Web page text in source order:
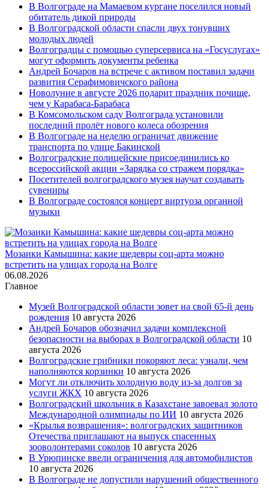
В Волгограде на Мамаевом кургане поселился новый
обитатель дикой природы
В Волгоградской области спасли двух тонувших
молодых людей
Волгоградцы с помощью суперсервиса на «Госуслугах»
могут оформить документы ребенка
Андрей Бочаров на встрече с активом поставил задачи
развития Серафимовичского района
Новолуние в августе 2026 подарит праздник почище,
чем у Карабаса-Барабаса
В Комсомольском саду Волгограда установили
последний пролёт нового колеса обозрения
В Волгограде на неделю ограничат движение
транспорта по улице Бакинской
Волгоградские полицейские присоединились ко
всероссийской акции «Зарядка со стражем порядка»
Посетителей волгоградского музея научат создавать
сувениры
В Волгограде состоялся концерт виртуоза органной
музыки
Мозаики Камышина: какие шедевры соц-арта можно
встретить на улицах города на Волге
06.08.2026
Главное
Музей Волгоградской области зовет на свой 65-й день
рождения 10 августа 2026
Андрей Бочаров обозначил задачи комплексной
безопасности на выборах в Волгоградской области 10
августа 2026
Волгоградские грибники покоряют леса: узнали, чем
наполняются корзинки 10 августа 2026
Могут ли отключить холодную воду из-за долгов за
услуги ЖКХ 10 августа 2026
Волгоградский школьник в Казахстане завоевал золото
Международной олимпиады по ИИ 10 августа 2026
«Крылья возвращения»: волгоградских защитников
Отечества приглашают на выпуск спасенных
зооволонтерами соколов 10 августа 2026
В Урюпинске ввели ограничения для автомобилистов
10 августа 2026
В Волгограде не допустили нарушений общественного